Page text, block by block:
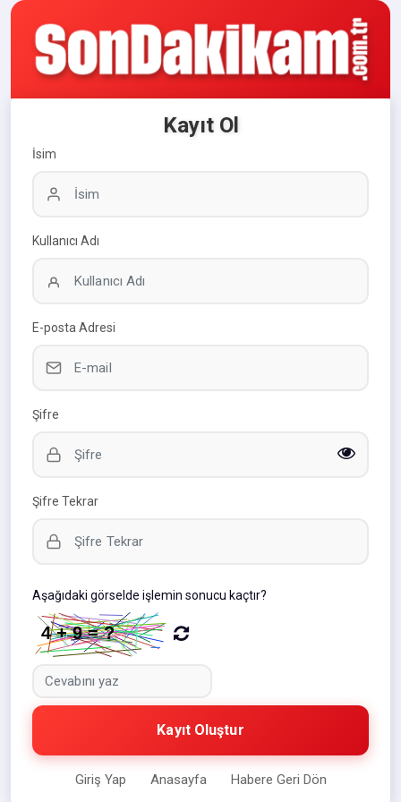
Kayıt Ol
İsim
Kullanıcı Adı
E-posta Adresi
Şifre
Şifre Tekrar
Aşağıdaki görselde işlemin sonucu kaçtır?
Kayıt Oluştur
Giriş Yap Anasayfa Habere Geri Dön